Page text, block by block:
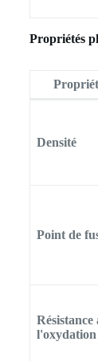
Propriétés
Densité
Point de
Résistance
l'oxydation